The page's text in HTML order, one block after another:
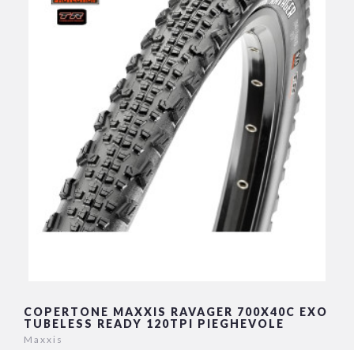
COPERTONE MAXXIS RAVAGER 700X40C EXO
TUBELESS READY 120TPI PIEGHEVOLE
Maxxis